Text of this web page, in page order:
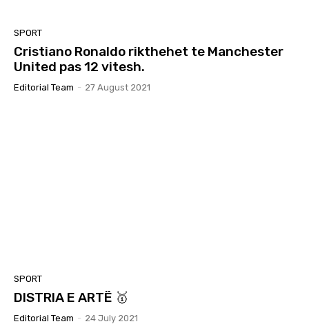
SPORT
Cristiano Ronaldo rikthehet te Manchester
United pas 12 vitesh.
Editorial Team - 27 August 2021
SPORT
DISTRIA E ARTË 🥇
Editorial Team - 24 July 2021